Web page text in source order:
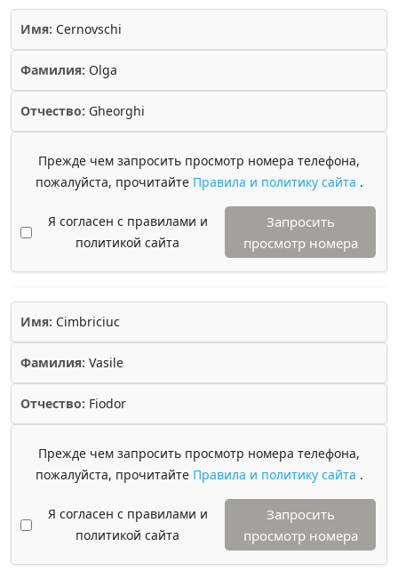
Имя: Cernovschi
Фамилия: Olga
Отчество: Gheorghi
Прежде чем запросить просмотр номера телефона,
пожалуйста, прочитайте Правила и политику сайта .
Я согласен с правилами и
политикой сайта
Запросить
просмотр номера
Имя: Cimbriciuc
Фамилия: Vasile
Отчество: Fiodor
Прежде чем запросить просмотр номера телефона,
пожалуйста, прочитайте Правила и политику сайта .
Я согласен с правилами и
политикой сайта
Запросить
просмотр номера